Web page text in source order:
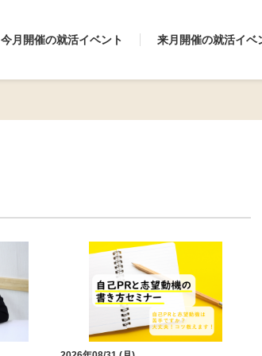
今月開催の就活イベント 来月開催の就活イベ